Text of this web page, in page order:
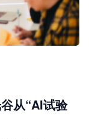
从“AI试验